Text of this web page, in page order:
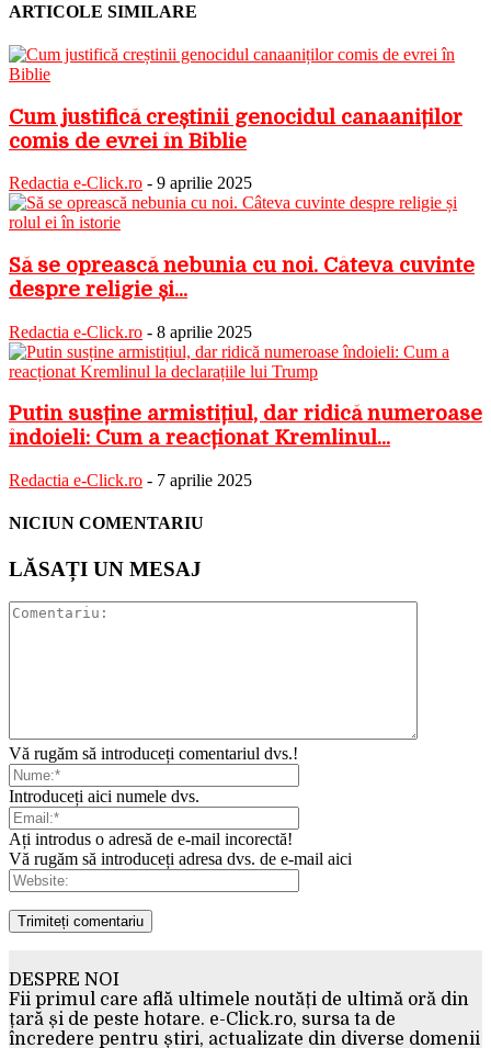
ARTICOLE SIMILARE
Cum justifică creștinii genocidul canaaniților
comis de evrei în Biblie
Redactia e-Click.ro - 9 aprilie 2025
Să se oprească nebunia cu noi. Câteva cuvinte
despre religie și...
Redactia e-Click.ro - 8 aprilie 2025
Putin susține armistițiul, dar ridică numeroase
îndoieli: Cum a reacționat Kremlinul...
Redactia e-Click.ro - 7 aprilie 2025
NICIUN COMENTARIU
LĂSAȚI UN MESAJ
Vă rugăm să introduceți comentariul dvs.!
Introduceți aici numele dvs.
Ați introdus o adresă de e-mail incorectă!
Vă rugăm să introduceți adresa dvs. de e-mail aici
DESPRE NOI
Fii primul care află ultimele noutăți de ultimă oră din
țară și de peste hotare. e-Click.ro, sursa ta de
încredere pentru știri, actualizate din diverse domenii